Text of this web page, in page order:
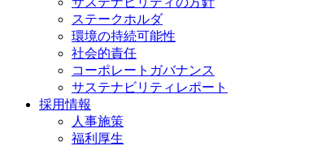
ステークホルダ
環境の持続可能性
社会的責任
コーポレートガバナンス
サステナビリティレポート
採用情報
人事施策
福利厚生